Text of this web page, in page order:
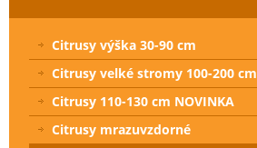
Citrusy výška 30-90 cm
Citrusy velké stromy 100-200 cm
Citrusy 110-130 cm NOVINKA
Citrusy mrazuvzdorné